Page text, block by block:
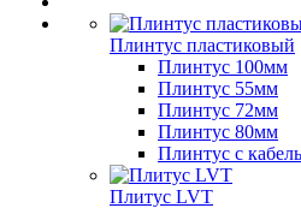
Плинтус пластиковый
Плинтус 100мм
Плинтус 55мм
Плинтус 72мм
Плинтус 80мм
Плинтус с
Плитус LVT